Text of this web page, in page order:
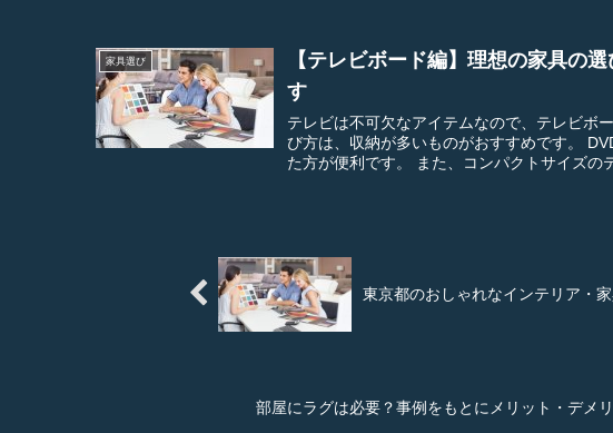
家具選び
【テレビボード編】理想の家具の
す
テレビは不可欠なアイテムなので、テレビボードも購入
び方は、収納が多いものがおすすめです。 DVDやCDをたくさん持っている方は収納が付いてい
た方が便利です。 また、コンパクトサ
東京都のおしゃれなインテリア・
部屋にラグは必要？事例をもとにメリット・デメ